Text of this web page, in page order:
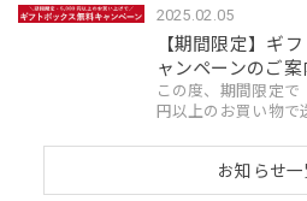
ラインショップは、
たしました！新商品
2025.02.05
【期間限定】ギ
ャンペーンのご案
この度、期間限定
円以上のお買い物
くださいませ！※必
い！＼ギフトボック
お知らせ一